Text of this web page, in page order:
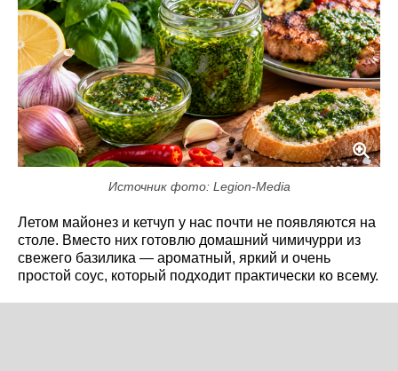
Источник фото: Legion-Media
Летом майонез и кетчуп у нас почти не появляются на
столе. Вместо них готовлю домашний чимичурри из
свежего базилика — ароматный, яркий и очень
простой соус, который подходит практически ко всему.